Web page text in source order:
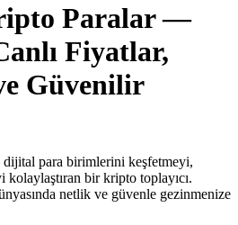
Paralar —
Fiyatlar,
Güvenilir
para birimlerini keşfetmeyi,
kolaylaştıran bir kripto toplayıcı.
netlik ve güvenle gezinmenize